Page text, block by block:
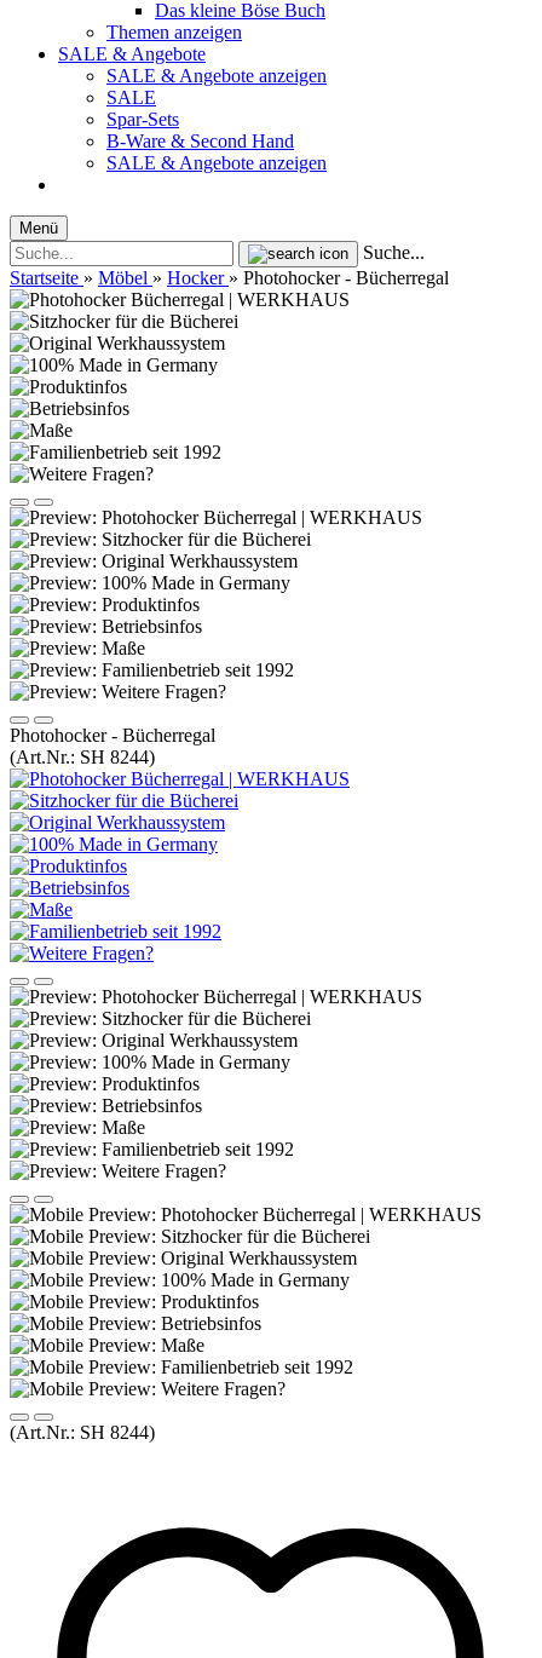
Das kleine Böse Buch
Themen anzeigen
SALE & Angebote
SALE & Angebote anzeigen
SALE
Spar-Sets
B-Ware & Second Hand
SALE & Angebote anzeigen
Menü
Suche...
Startseite » Möbel » Hocker » Photohocker - Bücherregal
Photohocker - Bücherregal
(Art.Nr.: SH 8244)
(Art.Nr.: SH 8244)